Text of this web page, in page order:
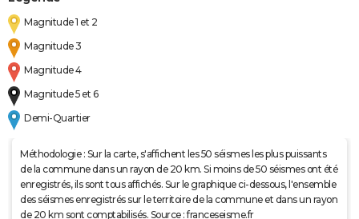
Magnitude 1 et 2
Magnitude 3
Magnitude 4
Magnitude 5 et 6
Demi-Quartier
Méthodologie : Sur la carte, s'affichent les 50 séismes les plus puissants
de la commune dans un rayon de 20 km. Si moins de 50 séismes ont été
enregistrés, ils sont tous affichés. Sur le graphique ci-dessous, l'ensemble
des séismes enregistrés sur le territoire de la commune et dans un rayon
de 20 km sont comptabilisés. Source : franceseisme.fr